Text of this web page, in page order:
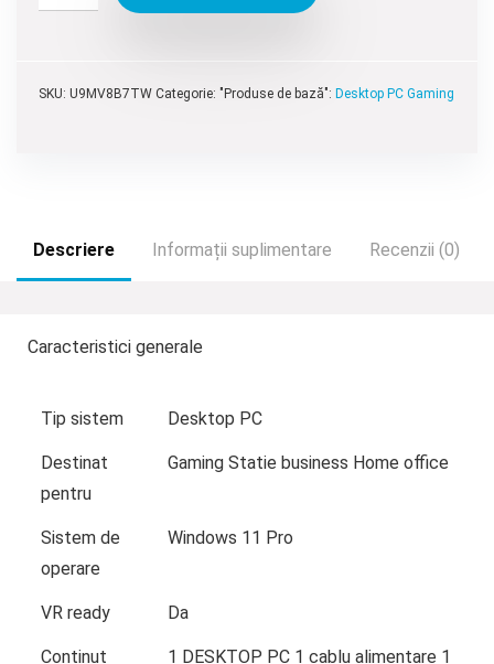
SKU: U9MV8B7TW Categorie: "Produse de bază": Desktop PC Gaming
Descriere Informații suplimentare Recenzii (0)
Caracteristici generale
Tip sistem Desktop PC
Destinat
pentru
Gaming Statie business Home office
Sistem de
operare
Windows 11 Pro
VR ready Da
Continut
1 DESKTOP PC 1 cablu alimentare 1